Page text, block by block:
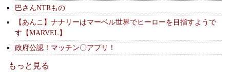
巴さんNTRもの
【あんこ】ナナリーはマーベル世界でヒーローを目指すようで
す【MARVEL】
政府公認！マッチン〇アプリ！
もっと見る